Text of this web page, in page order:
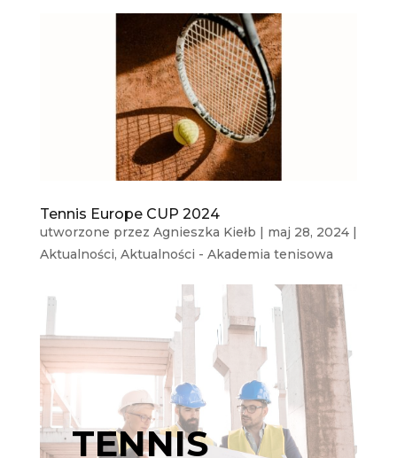
Tennis Europe CUP 2024
utworzone przez Agnieszka Kiełb | maj 28, 2024|
Aktualności, Aktualności - Akademia tenisowa
TENNIS